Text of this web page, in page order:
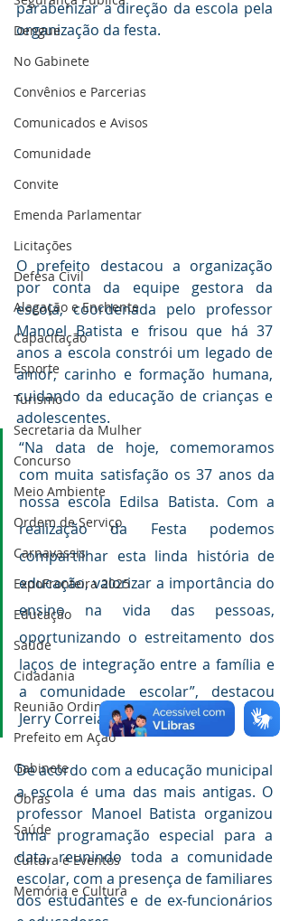
Dengue
No Gabinete
Convênios e Parcerias
Comunicados e Avisos
Comunidade
Convite
Emenda Parlamentar
Licitações
Defesa Civil
Alagação e Enchente
Capacitação
Esporte
Turismo
Secretaria da Mulher
Concurso
Meio Ambiente
Ordem de Serviço
Carnavassis
ExpoFronteira 2025
Educação
Saúde
Cidadania
Reunião Ordinária da (CIR)
Prefeito em Ação
Gabinete
Obras
Saúde
Cultura e Eventos
Memória e Cultura
parabenizar a direção da escola pela
organização da festa.
O prefeito destacou a organização
por conta da equipe gestora da
escola, coordenada pelo professor
Manoel Batista e frisou que há 37
anos a escola constrói um legado de
amor, carinho e formação humana,
cuidando da educação de crianças e
adolescentes.
“Na data de hoje, comemoramos
com muita satisfação os 37 anos da
nossa escola Edilsa Batista. Com a
realização da Festa podemos
compartilhar esta linda história de
educação, valorizar a importância do
ensino na vida das pessoas,
oportunizando o estreitamento dos
laços de integração entre a família e
a comunidade escolar”, destacou
Jerry Correia.
De acordo com a educação municipal
a escola é uma das mais antigas. O
professor Manoel Batista organizou
uma programação especial para a
data, reunindo toda a comunidade
escolar, com a presença de familiares
dos estudantes e de ex-funcionários